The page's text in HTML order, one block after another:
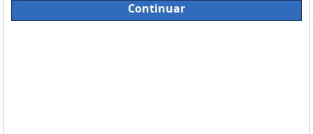
Continuar